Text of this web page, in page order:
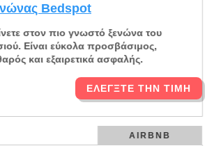
Bedspot
στον πιο γνωστό ξενώνα του
Είναι εύκολα προσβάσιμος,
και εξαιρετικά ασφαλής.
ΕΛΈΓΞΤΕ ΤΗΝ ΤΙΜΉ
AIRBNB